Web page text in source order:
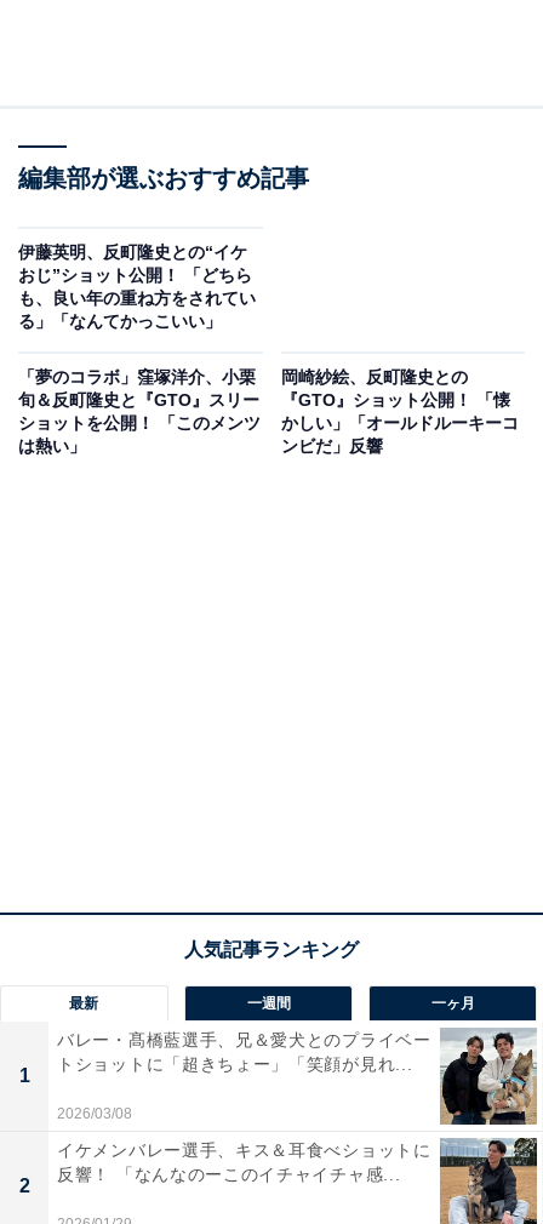
編集部が選ぶおすすめ記事
伊藤英明、反町隆史との“イケ
おじ”ショット公開！ 「どちら
も、良い年の重ね方をされてい
る」「なんてかっこいい」
「夢のコラボ」窪塚洋介、小栗
旬＆反町隆史と『GTO』スリー
ショットを公開！ 「このメンツ
は熱い」
岡崎紗絵、反町隆史との
『GTO』ショット公開！ 「懐
かしい」「オールドルーキーコ
ンビだ」反響
最新 一週間 一ヶ月
1
バレー・髙橋藍選手、兄＆愛犬とのプライベー
トショットに「超きちょー」「笑顔が見れ...
2026/03/08
2
イケメンバレー選手、キス＆耳食べショットに
反響！ 「なんなのーこのイチャイチャ感...